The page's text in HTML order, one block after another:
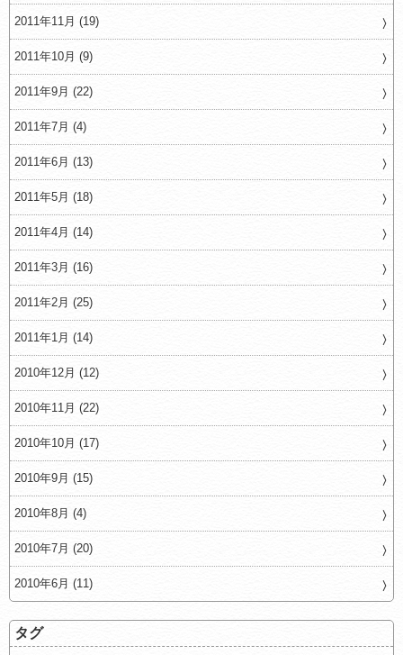
2011年11月 (19)
2011年10月 (9)
2011年9月 (22)
2011年7月 (4)
2011年6月 (13)
2011年5月 (18)
2011年4月 (14)
2011年3月 (16)
2011年2月 (25)
2011年1月 (14)
2010年12月 (12)
2010年11月 (22)
2010年10月 (17)
2010年9月 (15)
2010年8月 (4)
2010年7月 (20)
2010年6月 (11)
タグ